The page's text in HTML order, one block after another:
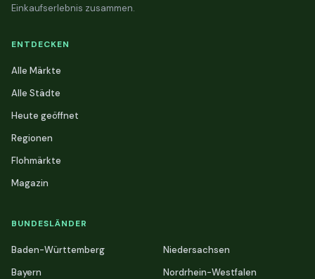
Einkaufserlebnis zusammen.
ENTDECKEN
Alle Märkte
Alle Städte
Heute geöffnet
Regionen
Flohmärkte
Magazin
BUNDESLÄNDER
Baden-Württemberg
Bayern
Niedersachsen
Nordrhein-Westfalen